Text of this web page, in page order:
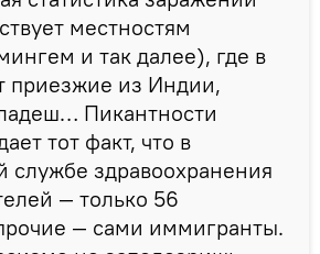
местностям
и так далее), где в
приезжие из Индии,
Пикантности
тот факт, что в
службе здравоохранения
— только 56
— сами иммигранты.